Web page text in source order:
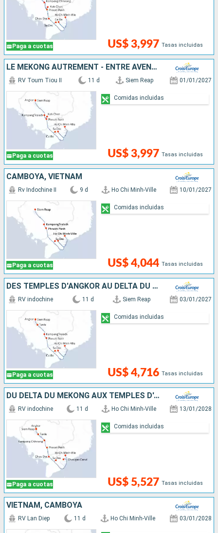
Paga a cuotas US$ 3,997 Tasas incluidas
LE MÉKONG AUTREMENT - ENTRE AVENTURE ET SITES INCONTOURNABLES
Paga a cuotas
RV Toum Tiou II 11 d Siem Reap 01/01/2027
US$ 3,997 Tasas incluidas
Comidas incluidas
CAMBOYA, VIETNAM
Paga a cuotas
Rv Indochine II 9 d Ho Chi Minh-Ville 10/01/2027
US$ 4,044 Tasas incluidas
Comidas incluidas
DES TEMPLES D'ANGKOR AU DELTA DU MÉKONG
Paga a cuotas
RV indochine 11 d Siem Reap 03/01/2027
US$ 4,716 Tasas incluidas
Comidas incluidas
DU DELTA DU MÉKONG AUX TEMPLES D'ANGKOR (FORMULE PORT/PORT)
Paga a cuotas
RV indochine 11 d Ho Chi Minh-Ville 13/01/2028
US$ 5,527 Tasas incluidas
Comidas incluidas
VIETNAM, CAMBOYA
RV Lan Diep 11 d Ho Chi Minh-Ville 03/01/2028